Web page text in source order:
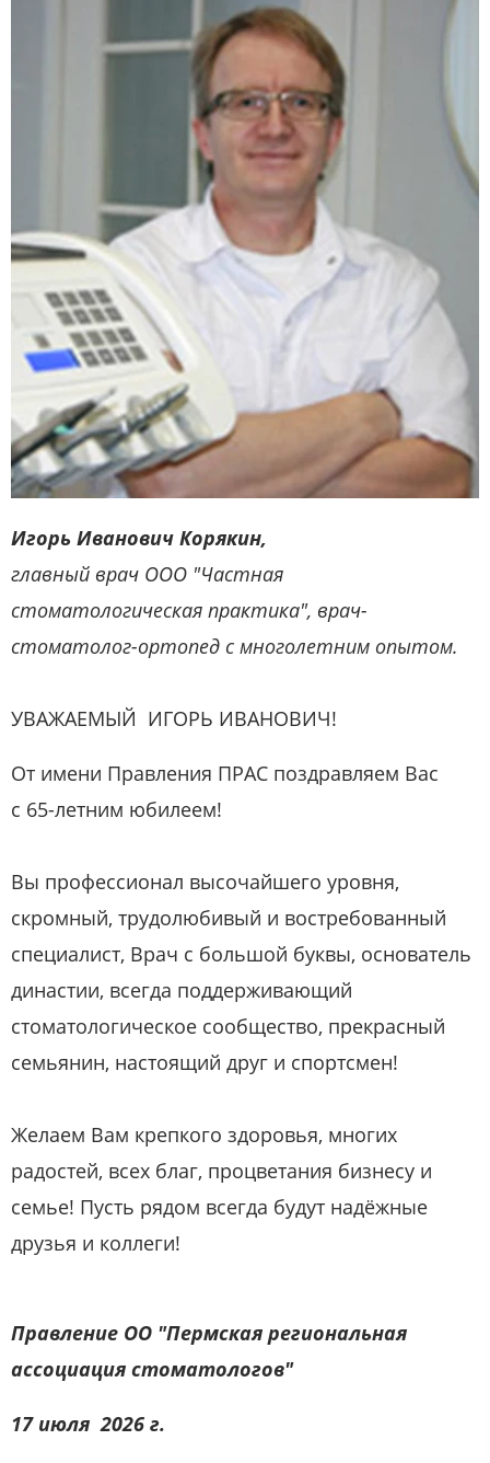
Игорь Иванович Корякин,
главный врач ООО "Частная
стоматологическая практика", врач-
стоматолог-ортопед с многолетним опытом.
УВАЖАЕМЫЙ ИГОРЬ ИВАНОВИЧ!
От имени Правления ПРАС поздравляем Вас
с 65-летним юбилеем!
Вы профессионал высочайшего уровня,
скромный, трудолюбивый и востребованный
специалист, Врач с большой буквы, основатель
династии, всегда поддерживающий
стоматологическое сообщество, прекрасный
семьянин, настоящий друг и спортсмен!
Желаем Вам крепкого здоровья, многих
радостей, всех благ, процветания бизнесу и
семье! Пусть рядом всегда будут надёжные
друзья и коллеги!
Правление ОО "Пермская региональная
ассоциация стоматологов"
17 июля 2026 г.